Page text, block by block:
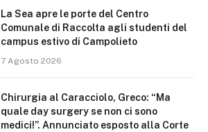
La Sea apre le porte del Centro
Comunale di Raccolta agli studenti del
campus estivo di Campolieto
7 Agosto 2026
Chirurgia al Caracciolo, Greco: “Ma
quale day surgery se non ci sono
medici!”. Annunciato esposto alla Corte